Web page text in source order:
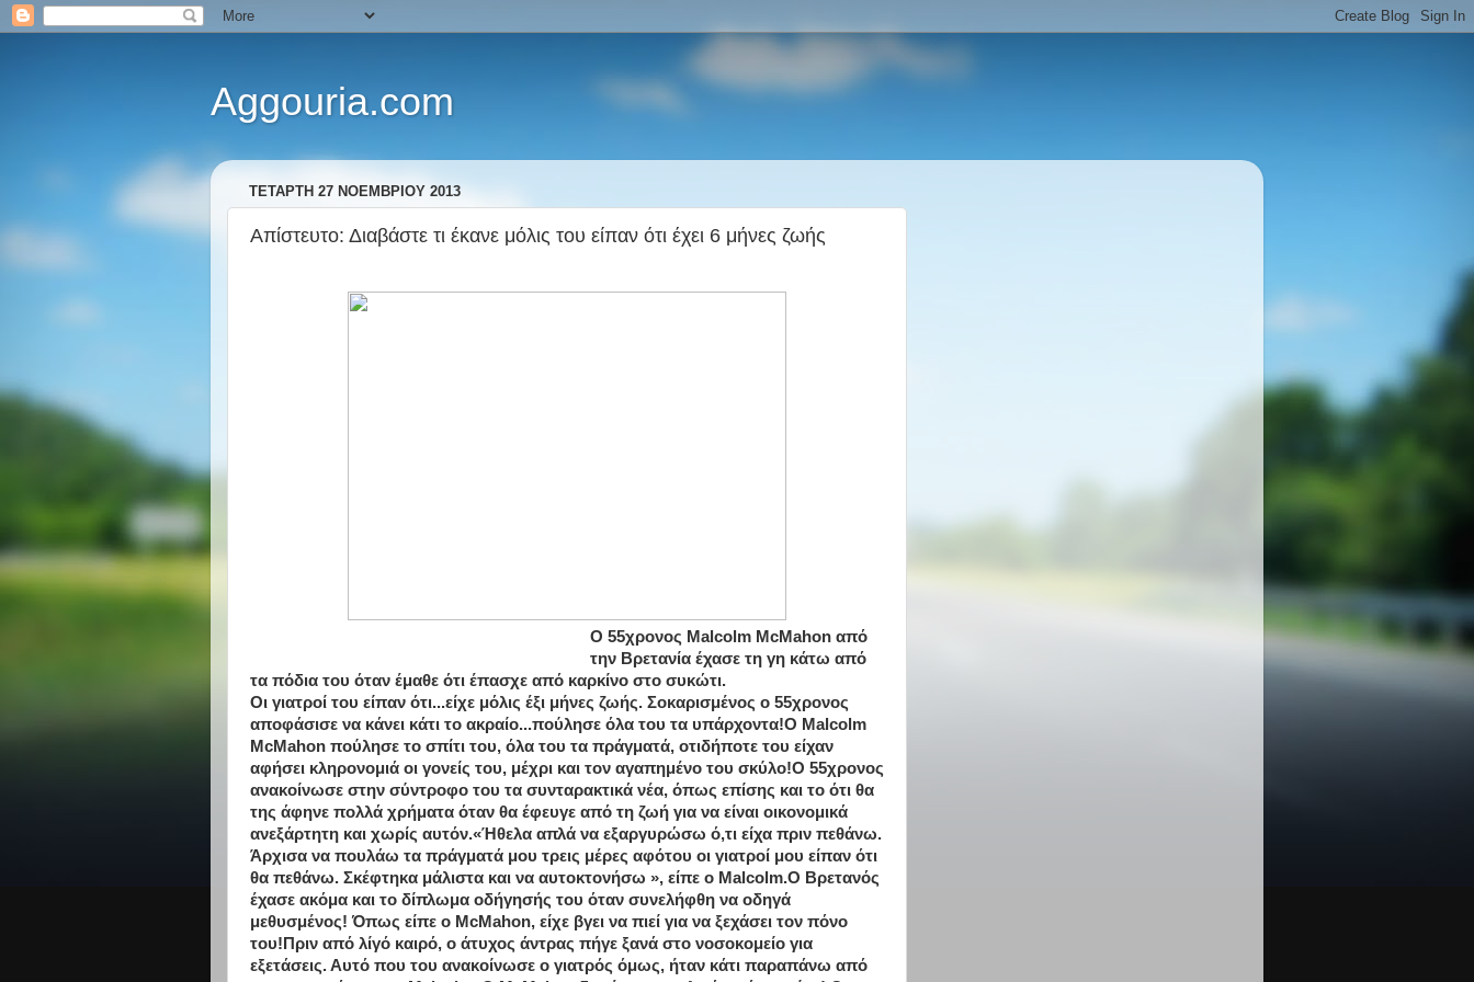
Aggouria.com
ΤΕΤΆΡΤΗ 27 ΝΟΕΜΒΡΊΟΥ 2013
Απίστευτο: Διαβάστε τι έκανε μόλις του είπαν ότι έχει 6 μήνες ζωής
Ο 55χρονος Malcolm McMahon από
την Βρετανία έχασε τη γη κάτω από
τα πόδια του όταν έμαθε ότι έπασχε από καρκίνο στο συκώτι.
Οι γιατροί του είπαν ότι...είχε μόλις έξι μήνες ζωής. Σοκαρισμένος ο 55χρονος
αποφάσισε να κάνει κάτι το ακραίο...πούλησε όλα του τα υπάρχοντα!Ο Malcolm
McMahon πούλησε το σπίτι του, όλα του τα πράγματά, οτιδήποτε του είχαν
αφήσει κληρονομιά οι γονείς του, μέχρι και τον αγαπημένο του σκύλο!Ο 55χρονος
ανακοίνωσε στην σύντροφο του τα συνταρακτικά νέα, όπως επίσης και το ότι θα
της άφηνε πολλά χρήματα όταν θα έφευγε από τη ζωή για να είναι οικονομικά
ανεξάρτητη και χωρίς αυτόν.«Ήθελα απλά να εξαργυρώσω ό,τι είχα πριν πεθάνω.
Άρχισα να πουλάω τα πράγματά μου τρεις μέρες αφότου οι γιατροί μου είπαν ότι
θα πεθάνω. Σκέφτηκα μάλιστα και να αυτοκτονήσω », είπε ο Malcolm.Ο Βρετανός
έχασε ακόμα και το δίπλωμα οδήγησής του όταν συνελήφθη να οδηγά
μεθυσμένος! Όπως είπε ο McMahon, είχε βγει να πιεί για να ξεχάσει τον πόνο
του!Πριν από λίγό καιρό, ο άτυχος άντρας πήγε ξανά στο νοσοκομείο για
εξετάσεις. Αυτό που του ανακοίνωσε ο γιατρός όμως, ήταν κάτι παραπάνω από